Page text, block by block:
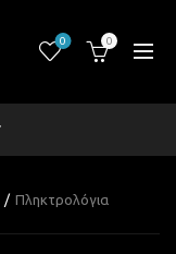
0 0
Πληκτρολόγια